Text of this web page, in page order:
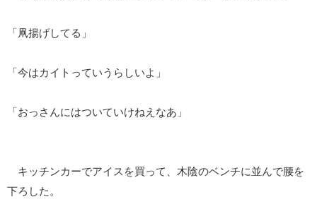
「凧揚げしてる」
「今はカイトっていうらしいよ」
「おっさんにはついていけねえなあ」
キッチンカーでアイスを買って、木陰のベンチに並んで腰を
下ろした。